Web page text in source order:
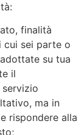
finalità
cui sei parte o
su tua
il
ma in
rispondere alla